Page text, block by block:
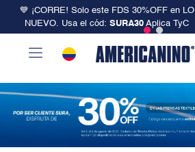
💙 ¡CORRE! Solo este FDS 30%OFF en LO
NUEVO. Usa el cód: SURA30 Aplica TyC